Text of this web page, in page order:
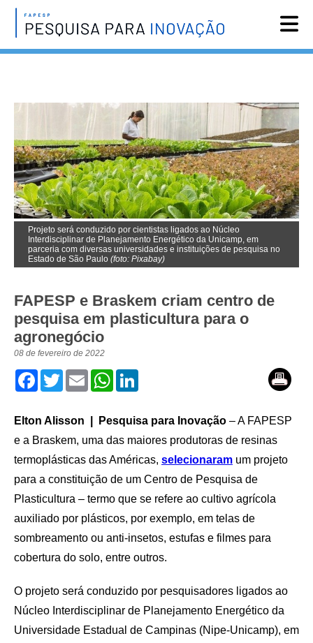
Agenda
Vídeos
Assine
English
Projeto será conduzido por cientistas ligados ao Núcleo
Interdisciplinar de Planejamento Energético da Unicamp, em
parceria com diversas universidades e instituições de pesquisa no
Estado de São Paulo (foto: Pixabay)
FAPESP e Braskem criam centro de
pesquisa em plasticultura para o
agronegócio
08 de fevereiro de 2022
Facebook
TwitterEmailWhatsApp
Elton Alisson | Pesquisa para Inovação – A FAPESP
e a Braskem, uma das maiores produtoras de resinas
termoplásticas das Américas, selecionaram um projeto
para a constituição de um Centro de Pesquisa de
Plasticultura – termo que se refere ao cultivo agrícola
auxiliado por plásticos, por exemplo, em telas de
sombreamento ou anti-insetos, estufas e filmes para
cobertura do solo, entre outros.
O projeto será conduzido por pesquisadores ligados ao
Núcleo Interdisciplinar de Planejamento Energético da
Universidade Estadual de Campinas (Nipe-Unicamp), em